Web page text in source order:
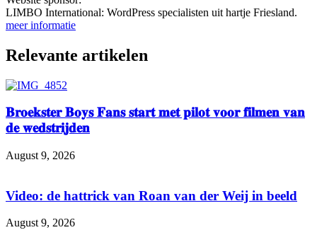
LIMBO International: WordPress specialisten uit hartje Friesland.
meer informatie
Relevante artikelen
𝐁𝐫𝐨𝐞𝐤𝐬𝐭𝐞𝐫 𝐁𝐨𝐲𝐬 𝐅𝐚𝐧𝐬 𝐬𝐭𝐚𝐫𝐭 𝐦𝐞𝐭 𝐩𝐢𝐥𝐨𝐭 𝐯𝐨𝐨𝐫 𝐟𝐢𝐥𝐦𝐞𝐧 𝐯𝐚𝐧
𝐝𝐞 𝐰𝐞𝐝𝐬𝐭𝐫𝐢𝐣𝐝𝐞𝐧
August 9, 2026
Video: de hattrick van Roan van der Weij in beeld
August 9, 2026